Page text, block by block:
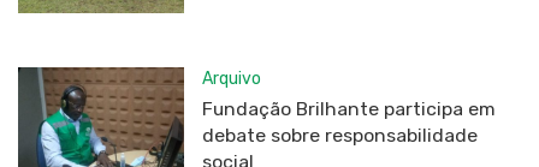
Arquivo
Fundação Brilhante participa em
debate sobre responsabilidade
social